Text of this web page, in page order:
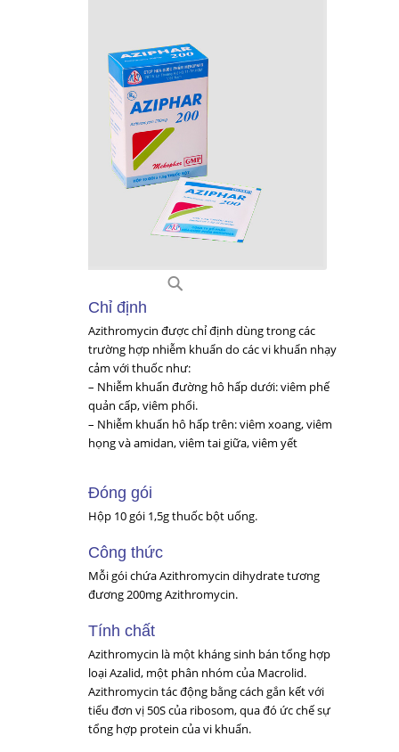
Chỉ định
Azithromycin được chỉ định dùng trong các
trường hợp nhiễm khuẩn do các vi khuẩn nhạy
cảm với thuốc như:
– Nhiễm khuẩn đường hô hấp dưới: viêm phế
quản cấp, viêm phổi.
– Nhiễm khuẩn hô hấp trên: viêm xoang, viêm
họng và amidan, viêm tai giữa, viêm yết
Đóng gói
Hộp 10 gói 1,5g thuốc bột uống.
Công thức
Mỗi gói chứa Azithromycin dihydrate tương
đương 200mg Azithromycin.
Tính chất
Azithromycin là một kháng sinh bán tổng hợp
loại Azalid, một phân nhóm của Macrolid.
Azithromycin tác động bằng cách gắn kết với
tiểu đơn vị 50S của ribosom, qua đó ức chế sự
tổng hợp protein của vi khuẩn.